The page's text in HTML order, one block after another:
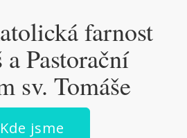
farnost
Pastorační
sv. Tomáše
Kde jsme